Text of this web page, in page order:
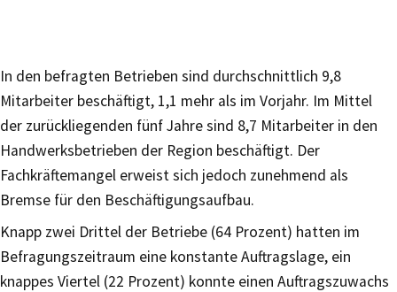
In den befragten Betrieben sind durchschnittlich 9,8
Mitarbeiter beschäftigt, 1,1 mehr als im Vorjahr. Im Mittel
der zurückliegenden fünf Jahre sind 8,7 Mitarbeiter in den
Handwerksbetrieben der Region beschäftigt. Der
Fachkräftemangel erweist sich jedoch zunehmend als
Bremse für den Beschäftigungsaufbau.
Knapp zwei Drittel der Betriebe (64 Prozent) hatten im
Befragungszeitraum eine konstante Auftragslage, ein
knappes Viertel (22 Prozent) konnte einen Auftragszuwachs